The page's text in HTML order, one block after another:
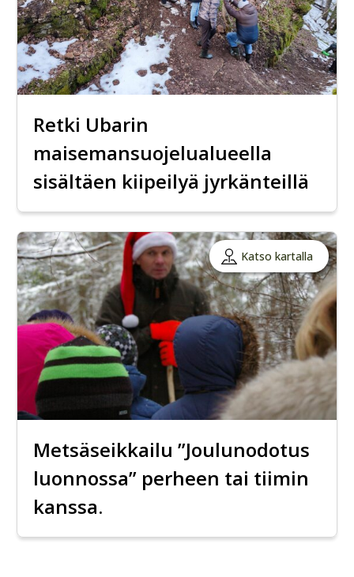
Retki Ubarin
maisemansuojelualueella
sisältäen kiipeilyä jyrkänteillä
Katso kartalla
Metsäseikkailu ”Joulunodotus
luonnossa” perheen tai tiimin
kanssa.